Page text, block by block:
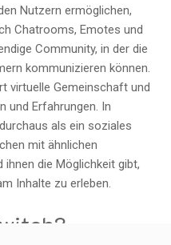
Nutzern ermöglichen,
Chatrooms, Emotes und
Community, in der die
kommunizieren können.
virtuelle Gemeinschaft und
und Erfahrungen. In
als ein soziales
mit ähnlichen
die Möglichkeit gibt,
Inhalte zu erleben.